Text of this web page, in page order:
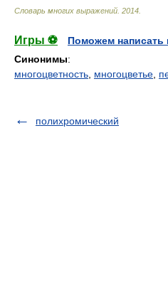
Словарь многих выражений 2014
Игры ⚽
Поможем написать
Синонимы:
многоцветность многоцветье
полихромический